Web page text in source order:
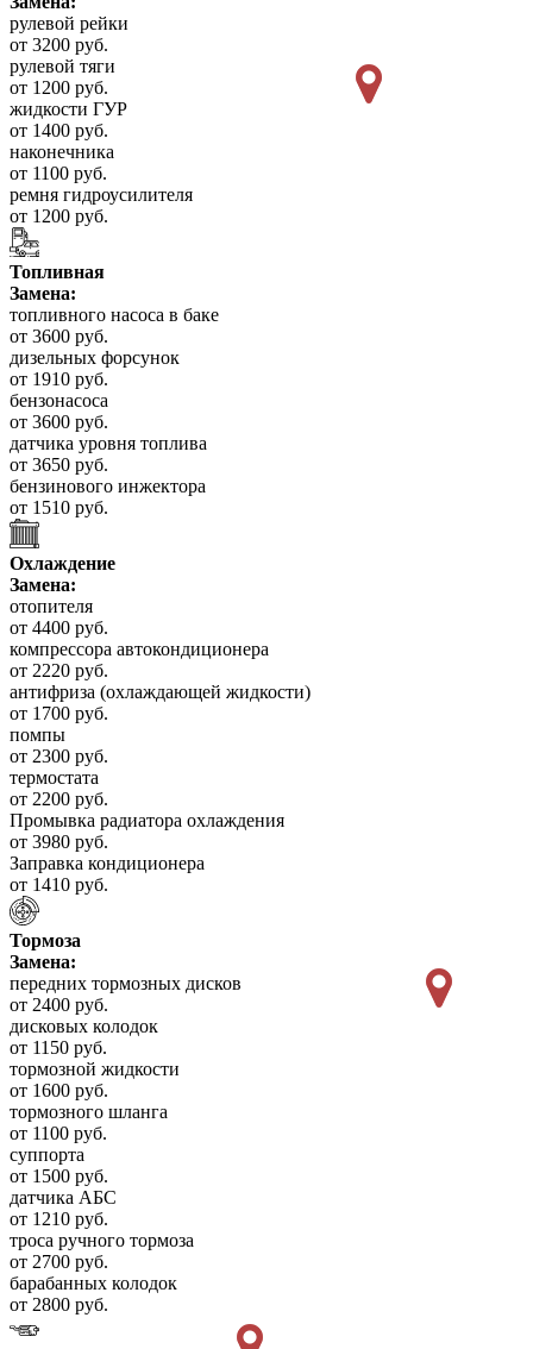
рулевой рейки
от 3200 руб.
рулевой тяги
от 1200 руб.
жидкости ГУР
от 1400 руб.
наконечника
от 1100 руб.
ремня гидроусилителя
от 1200 руб.
Топливная
Замена:
топливного насоса в баке
от 3600 руб.
дизельных форсунок
от 1910 руб.
бензонасоса
от 3600 руб.
датчика уровня топлива
от 3650 руб.
бензинового инжектора
от 1510 руб.
Охлаждение
Замена:
отопителя
от 4400 руб.
компрессора автокондиционера
от 2220 руб.
антифриза (охлаждающей жидкости)
от 1700 руб.
помпы
от 2300 руб.
термостата
от 2200 руб.
Промывка радиатора охлаждения
от 3980 руб.
Заправка кондиционера
от 1410 руб.
Тормоза
Замена:
передних тормозных дисков
от 2400 руб.
дисковых колодок
от 1150 руб.
тормозной жидкости
от 1600 руб.
тормозного шланга
от 1100 руб.
суппорта
от 1500 руб.
датчика АБС
от 1210 руб.
троса ручного тормоза
от 2700 руб.
барабанных колодок
от 2800 руб.